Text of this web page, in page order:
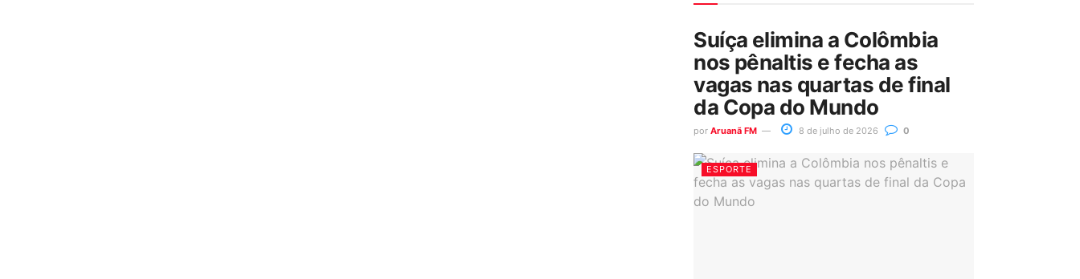
Suíça elimina a Colômbia
nos pênaltis e fecha as
vagas nas quartas de final
da Copa do Mundo
por Aruanã FM 8 de julho de 2026 0
ESPORTE